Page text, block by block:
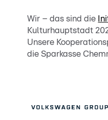
Wir – das sind die
Kulturhauptstadt
Unsere
die Sparkasse